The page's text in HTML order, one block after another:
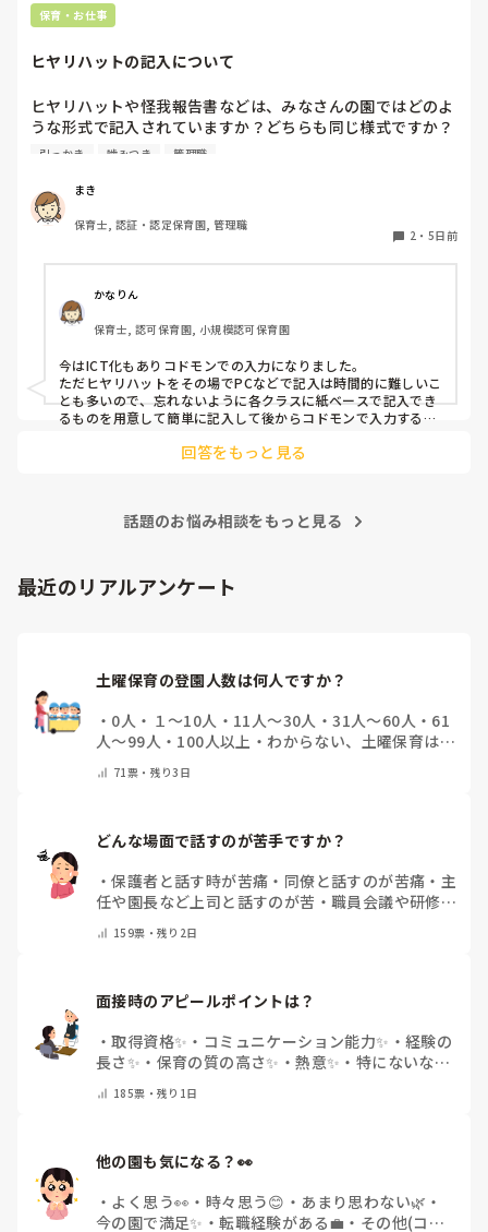
立ちましょうの合図で立つかどうかはそれぞれで、したくない
という子どもは今はうたの時間だから立たなくてもいいから座
り回る子どもは減りました。
いですよね。。
要支援児とも関係が出来、私といることが安全基地と思ってく
れと、自分のもとに帰ってきてくれるので、少し落ち着いたか
とも思います。
手が足りないですよね。
メンタルやられないようにリフレッシュしながら頑張りましょ
うね。
保育・お仕事
ヒヤリハットの記入について
ヒヤリハットや怪我報告書などは、みなさんの園ではどのよ
うな形式で記入されていますか？どちらも同じ様式ですか？
園の経営者が変わったため、様式を変える…みたいになって
引っかき 噛みつき 管理職
まき
保育士, 認証・認定保育園, 管理職
2 ・ 5日前
かなりん
保育士, 認可保育園, 小規模認可保育園
今はICT化もありコドモンでの入力になりました。
ただヒヤリハットをその場でPCなどで記入は時間的に難しいこ
とも多いので、忘れないように各クラスに紙ベースで記入でき
るものを用意して簡単に記入して後からコドモンで入力するよ
回答をもっと見る
話題のお悩み相談をもっと見る
最近のリアルアンケート
土曜保育の登園人数は何人ですか？
・ 0人 ・ １～10人 ・ 11人～30人 ・31人～60人 ・ 61
人～99人 ・ 100人以上 ・ わからない、土曜保育はな
71 票・ 残り3日
どんな場面で話すのが苦手ですか？
・保護者と話す時が苦痛 ・ 同僚と話すのが苦痛 ・ 主
任や園長など上司と話すのが苦 ・ 職員会議や研修場
他(コメントで教えてください)
159票・残り2日
面接時のアピールポイントは？
・取得資格✨ ・ コミュニケーション能力✨ ・ 経験の
長さ✨ ・ 保育の質の高さ✨ ・熱意✨ ・ 特にないな・
185票・残り1日
他の園も気になる？👀
・ よく思う👀 ・ 時々思う😊 ・ あまり思わない🌿 ・
今の園で満足✨ ・転職経験がある💼 ・ その他(コメ